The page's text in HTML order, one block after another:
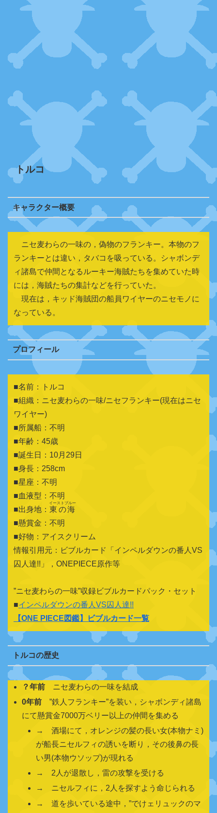
トルコ
キャラクター概要
ニセ麦わらの一味の，偽物のフランキー。本物のフ
ランキーとは違い，タバコを吸っている。シャボンデ
ィ諸島で仲間となるルーキー海賊たちを集めていた時
には，海賊たちの集計などを行っていた。
現在は，キッド海賊団の船員ワイヤーのニセモノに
なっている。
プロフィール
■名前：トルコ
■組織：ニセ麦わらの一味/ニセフランキー(現在はニセ
ワイヤー)
■所属船：不明
■年齢：45歳
■誕生日：10月29日
■身長：258cm
■星座：不明
■血液型：不明
■出身地： 東の海
イーストブルー
■懸賞金：不明
■好物：アイスクリーム
情報引用元：ビブルカード「インペルダウンの番人VS
囚人達!!」，ONEPIECE原作等
”ニセ麦わらの一味”収録ビブルカードパック・セット
■インペルダウンの番人VS囚人達!!
【ONE PIECE図鑑】ビブルカード一覧
トルコの歴史
？年前 ニセ麦わらの一味を結成
0年前 ”鉄人フランキー”を装い，シャボンディ諸島
にて懸賞金7000万ベリー以上の仲間を集める
→ 酒場にて，オレンジの髪の長い女(本物ナミ)
が船長ニセルフィの誘いを断り，その後鼻の長
い男(本物ウソップ)が現れる
→ 2人が退散し，雷の攻撃を受ける
→ ニセルフィに，2人を探すよう命じられる
→ 道を歩いている途中，”でけェリュックのマ